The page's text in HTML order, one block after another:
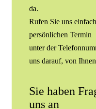
da.
Rufen Sie uns
persönlichen Termin
unter der
uns darauf, von
Sie haben
uns an